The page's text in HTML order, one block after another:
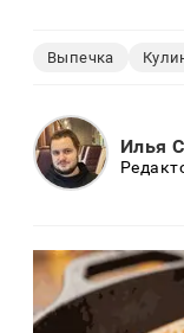
Выпечка
Илья